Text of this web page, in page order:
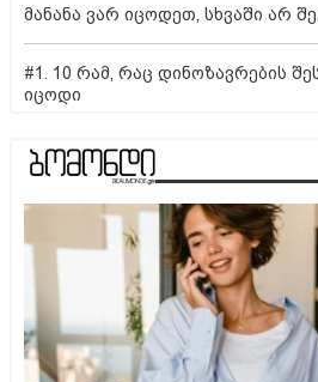
მანანა ვარ იცოდეთ, სხვაში არ
#1. 10 რამ, რაც დინოზავრების
იცოდი